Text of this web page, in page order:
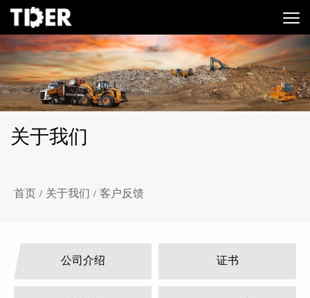
关于我们
首页 / 关于我们 / 客户反馈
公司介绍 证书